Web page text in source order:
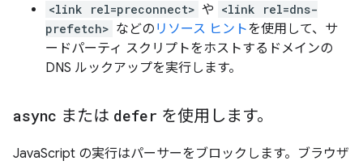
<link rel=preconnect> や <link rel=dns-
prefetch> などの リソース ヒントを使用して、サ
ードパーティ スクリプトをホストするドメインの
DNS ルックアップを実行します。
async または defer を使用します。
JavaScript の実行はパーサーをブロックします。ブラウザ